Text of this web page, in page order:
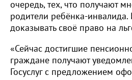
очередь, тех, что получают
родители ребёнка-
доказывать своё право на
«Сейчас достигшие
граждане получают
Госуслуг с предложением